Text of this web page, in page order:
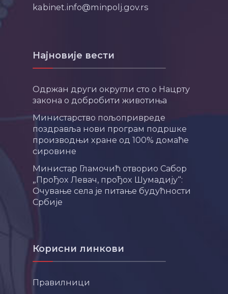
kabinet.info@minpolj.gov.rs
Најновије вести
Одржан други округли сто о Нацрту
закона о добробити животиња
Министарство пољопривреде
поздравља нови програм подршке
производњи хране од 100% домаће
сировине
Министар Гламочић отворио Сабор
„Прођох Левач, прођох Шумадију“:
Очување села је питање будућности
Србије
Корисни линкови
Правилници